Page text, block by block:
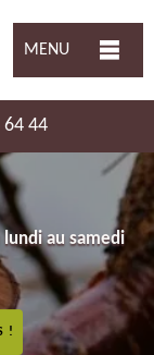
MENU
64 44
au samedi
!